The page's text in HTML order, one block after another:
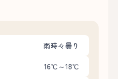
雨時々曇り
16℃～18℃